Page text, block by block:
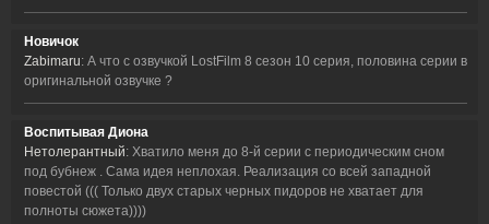
Новичок
Zabimaru: А что с озвучкой LostFilm 8 сезон 10 серия, половина серии в
оригинальной озвучке ?
Воспитывая Диона
Нетолерантный: Хватило меня до 8-й серии с периодическим сном
под бубнеж . Сама идея неплохая. Реализация со всей западной
повестой ((( Только двух старых черных пидоров не хватает для
полноты сюжета))))